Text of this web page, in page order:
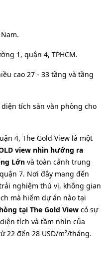
1, quận 4, TPHCM.
cao 27 - 33 tầng và tầng
tích sàn văn phòng cho
4, The Gold View là một
view nhìn hướng ra
Lớn và toàn cảnh trung
7. Nơi đây mang đến
nghiệm thú vị, không gian
mà hiếm dự án nào tại
tại The Gold View có sự
tích và tầm nhìn của
22 đến 28 USD/m²/tháng.